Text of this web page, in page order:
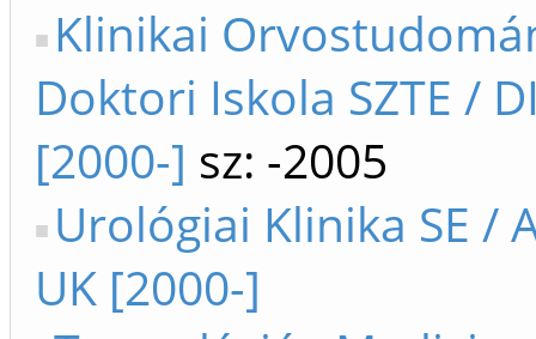
Klinikai
Doktori Iskola SZTE /
[2000-] sz: -2005
Urológiai Klinika SE /
UK [2000-]